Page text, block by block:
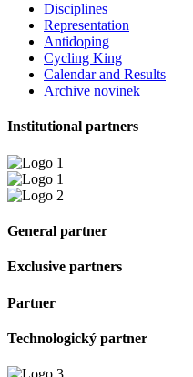
Disciplines
Representation
Antidoping
Cycling King
Calendar and Results
Archive novinek
Institutional partners
General partner
Exclusive partners
Partner
Technologický partner